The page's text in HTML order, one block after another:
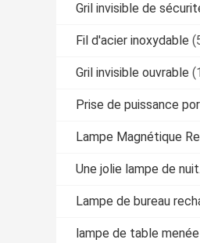
Gril invisible de
Fil d'acier inoxydable
Gril invisible ouvrable
Prise de puissance
Lampe Magnétique
Une jolie lampe de nuit.
Lampe de bureau
lampe de table menée